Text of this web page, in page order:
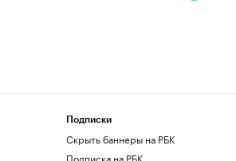
Подписки
Скрыть баннеры на РБК
Подписка на РБК